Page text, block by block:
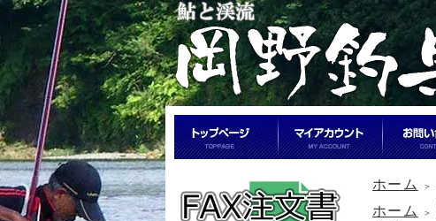
ホーム ＞
ホーム
＞